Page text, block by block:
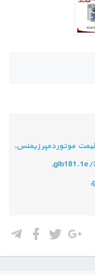
موتور دمپر زیمنس,
,
,